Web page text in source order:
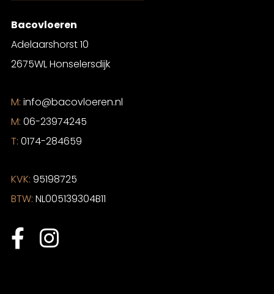
Bacovloeren
Adelaarshorst 10
2675WL Honselersdijk
M: info@bacovloeren.nl
M: 06-23974245
T: 0174-284659
KVK: 95198725
BTW: NL005139304B11